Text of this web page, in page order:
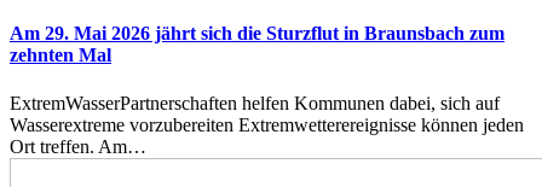
Am 29. Mai 2026 jährt sich die Sturzflut in Braunsbach zum
zehnten Mal
ExtremWasserPartnerschaften helfen Kommunen dabei, sich auf
Wasserextreme vorzubereiten Extremwetterereignisse können jeden
Ort treffen. Am…